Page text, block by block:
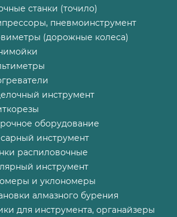
станки (точило)
пневмоинструмент
(дорожные колеса)
инструмент
оборудование
инструмент
распиловочные
инструмент
и уклономеры
алмазного бурения
для инструмента, органайзеры